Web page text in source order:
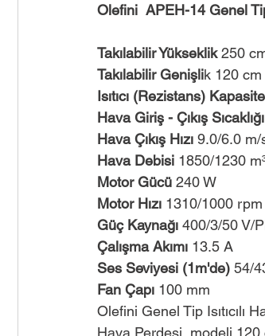
Olefini  APEH-14 Genel
Takılabilir Yükseklik 250
Takılabilir Genişlik 120 cm
Isıtıcı (Rezistans)
Hava Giriş - Çıkış
Hava Çıkış Hızı 9.0/6.0 m/
Hava Debisi 1850/1230
Motor Gücü 240 W
Motor Hızı 1310/1000 rpm
Güç Kaynağı 400/3/50 V/
Çalışma Akımı 13.5 A
Ses Seviyesi (1m'de) 54/
Fan Çapı 100 mm
Olefini Genel Tip Isıtıcılı
Hava Perdesi  modeli 120